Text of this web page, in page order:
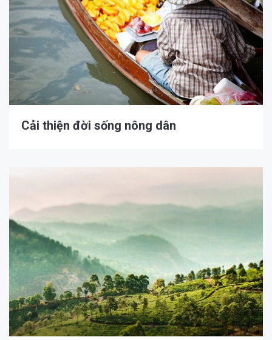
Cải thiện đời sống nông dân